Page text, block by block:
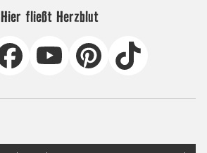
Hier fließt Herzblut